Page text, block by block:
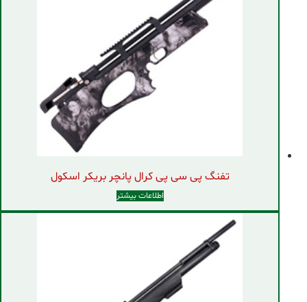
تفنگ پی سی پی کرال پانچر بریکر اسکول
اطلاعات بیشتر